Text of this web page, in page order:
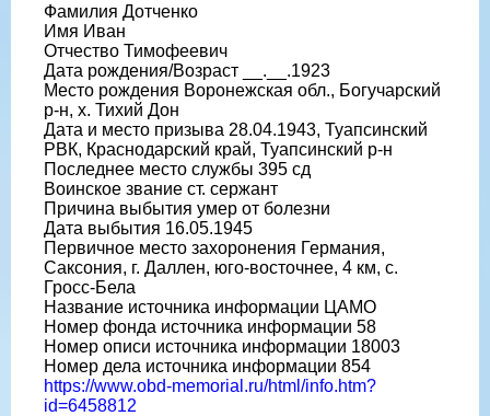
Фамилия Дотченко
Имя Иван
Отчество Тимофеевич
Дата рождения/Возраст __.__.1923
Место рождения Воронежская обл., Богучарский
р-н, х. Тихий Дон
Дата и место призыва 28.04.1943, Туапсинский
РВК, Краснодарский край, Туапсинский р-н
Последнее место службы 395 сд
Воинское звание ст. сержант
Причина выбытия умер от болезни
Дата выбытия 16.05.1945
Первичное место захоронения Германия,
Саксония, г. Даллен, юго-восточнее, 4 км, с.
Гросс-Бела
Название источника информации ЦАМО
Номер фонда источника информации 58
Номер описи источника информации 18003
Номер дела источника информации 854
https://www.obd-memorial.ru/html/info.htm?
id=6458812